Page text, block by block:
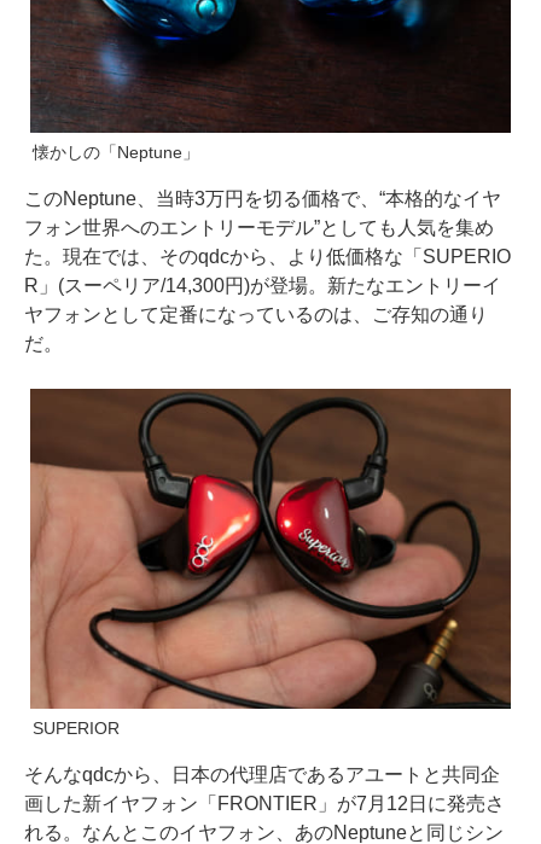
懐かしの「Neptune」
このNeptune、当時3万円を切る価格で、“本格的なイヤ
フォン世界へのエントリーモデル”としても人気を集め
た。現在では、そのqdcから、より低価格な「SUPERIO
R」(スーペリア/14,300円)が登場。新たなエントリーイ
ヤフォンとして定番になっているのは、ご存知の通り
だ。
SUPERIOR
そんなqdcから、日本の代理店であるアユートと共同企
画した新イヤフォン「FRONTIER」が7月12日に発売さ
れる。なんとこのイヤフォン、あのNeptuneと同じシン